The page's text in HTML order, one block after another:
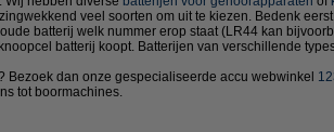
veel soorten om uit te kiezen. Bedenk
batterij welk nummer erop staat (LR44 kan
batterij koopt. Batterijen van verschillende
dan onze gespecialiseerde accu webwinkel
tot boormachines.